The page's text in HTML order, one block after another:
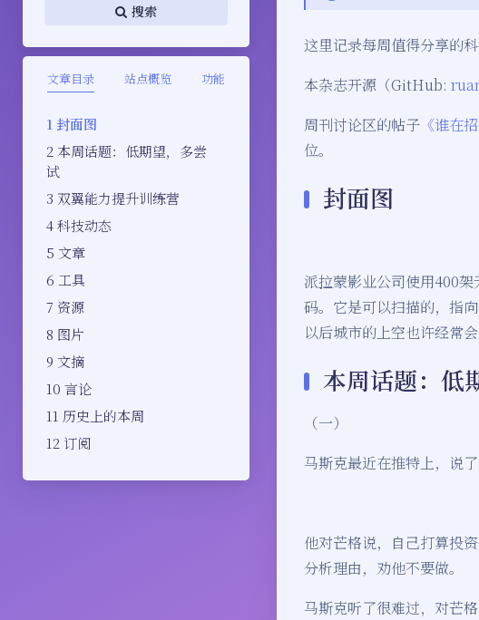
搜索
文章目录 站点概览 功能
封面图
本周话题：低期望，多尝
试
双翼能力提升训练营
科技动态
文章
工具
资源
图片
文摘
言论
历史上的本周
订阅
这里记录每周值得分享的科
本杂志开源（GitHub:
周刊讨论区的帖子 《谁在
位。
封面图
派拉蒙影业公司使用400
码。它是可以扫描的，指
以后城市的上空也许经常
本周话题：低
（一）
马斯克最近在推特上，说
他对芒格说，自己打算投
分析理由，劝他不要做。
马斯克听了很难过，对芒